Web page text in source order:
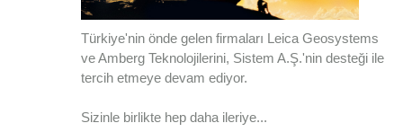
Türkiye'nin önde gelen firmaları Leica Geosystems
ve Amberg Teknolojilerini, Sistem A.Ş.'nin desteği ile
tercih etmeye devam ediyor.
Sizinle birlikte hep daha ileriye...